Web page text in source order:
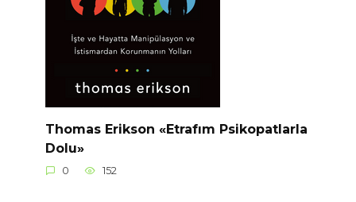
Thomas Erikson «Etrafım Psikopatlarla
Dolu»
0 152